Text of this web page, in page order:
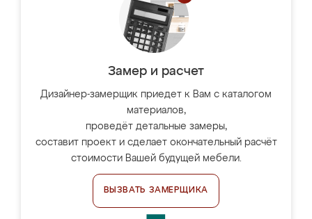
Замер и расчет
Дизайнер-замерщик приедет к Вам с каталогом
материалов,
проведёт детальные замеры,
составит проект и сделает окончательный расчёт
стоимости Вашей будущей мебели.
ВЫЗВАТЬ ЗАМЕРЩИКА